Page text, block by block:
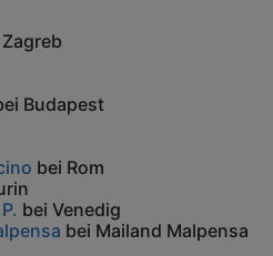
Budapest
bei Rom
bei Venedig
bei Mailand Malpensa